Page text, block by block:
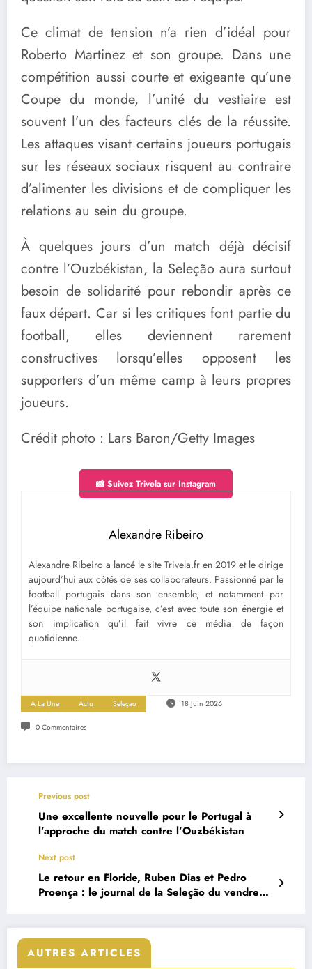
Ce climat de tension n’a rien d’idéal pour
Roberto Martinez et son groupe. Dans une
compétition aussi courte et exigeante qu’une
Coupe du monde, l’unité du vestiaire est
souvent l’un des facteurs clés de la réussite.
Les attaques visant certains joueurs portugais
sur les réseaux sociaux risquent au contraire
d’alimenter les divisions et de compliquer les
relations au sein du groupe.
À quelques jours d’un match déjà décisif
contre l’Ouzbékistan, la Seleção aura surtout
besoin de solidarité pour rebondir après ce
faux départ. Car si les critiques font partie du
football, elles deviennent rarement
constructives lorsqu’elles opposent les
supporters d’un même camp à leurs propres
joueurs.
Crédit photo : Lars Baron/Getty Images
📸 Suivez Trivela sur Instagram
Alexandre Ribeiro
Alexandre Ribeiro a lancé le site Trivela.fr en 2019 et le dirige
aujourd’hui aux côtés de ses collaborateurs. Passionné par le
football portugais dans son ensemble, et notamment par
l’équipe nationale portugaise, c’est avec toute son énergie et
son implication qu’il fait vivre ce média de façon
quotidienne.
A La Une Actu Seleçao 18 Juin 2026
0 Commentaires
Previous post
Une excellente nouvelle pour le Portugal à
l’approche du match contre l’Ouzbékistan
Next post
Le retour en Floride, Ruben Dias et Pedro
Proença : le journal de la Seleção du vendredi
AUTRES ARTICLES